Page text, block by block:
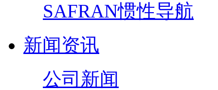
SAFRAN惯性导航
新闻资讯
公司新闻